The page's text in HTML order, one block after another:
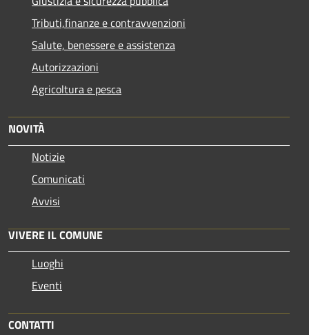
Tributi,finanze e contravvenzioni
Salute, benessere e assistenza
Autorizzazioni
Agricoltura e pesca
NOVITÀ
Notizie
Comunicati
Avvisi
VIVERE IL COMUNE
Luoghi
Eventi
CONTATTI